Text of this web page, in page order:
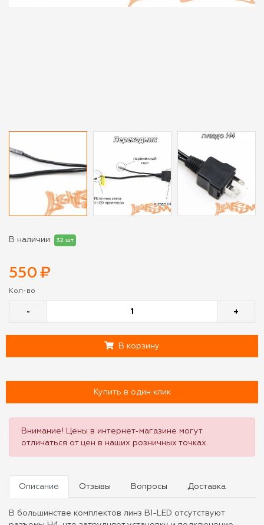
В наличии: 32 шт
550 ₽
Кол-во
- +
В корзину
Купить в один клик
Внимание! Цены в интернет-магазине могут
отличаться от цен в наших розничных точках.
Описание Отзывы Вопросы Доставка
В большинстве комплектов линз BI-LED отсутствуют